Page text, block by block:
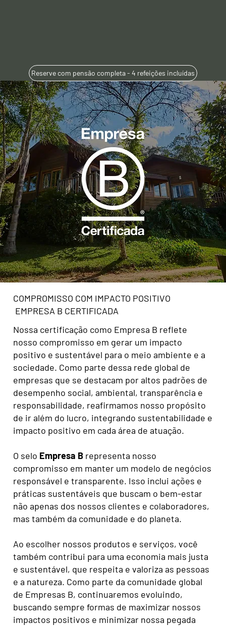
Reserve com pensão completa - 4 refeições incluídas
COMPROMISSO COM IMPACTO POSITIVO
EMPRESA B CERTIFICADA
Nossa certificação como Empresa B reflete
nosso compromisso em gerar um impacto
positivo e sustentável para o meio ambiente e a
sociedade. Como parte dessa rede global de
empresas que se destacam por altos padrões de
desempenho social, ambiental, transparência e
responsabilidade, reafirmamos nosso propósito
de ir além do lucro, integrando sustentabilidade e
impacto positivo em cada área de atuação.
O selo Empresa Brepresenta nosso
compromisso em manter um modelo de negócios
responsável e transparente. Isso inclui ações e
práticas sustentáveis que buscam o bem-estar
não apenas dos nossos clientes e colaboradores,
mas também da comunidade e do planeta.
Ao escolher nossos produtos e serviços, você
também contribui para uma economia mais justa
e sustentável, que respeita e valoriza as pessoas
e a natureza. Como parte da comunidade global
de Empresas B, continuaremos evoluindo,
buscando sempre formas de maximizar nossos
impactos positivos e minimizar nossa pegada